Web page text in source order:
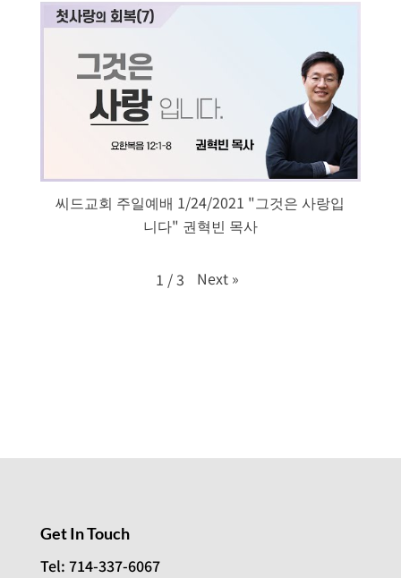
씨드교회 주일예배 1/24/2021 "그것은 사랑입
니다" 권혁빈 목사
1 /3 Next »
Get In Touch
Tel: 714-337-6067